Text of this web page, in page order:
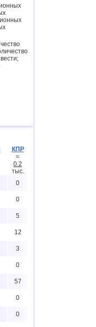
КПР
≈
0.2
тыс.
0
0
5
12
3
0
57
0
0